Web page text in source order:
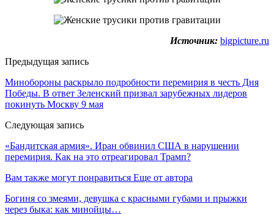
Источник: bigpicture.ru
Предыдущая запись
Минобороны раскрыло подробности перемирия в честь Дня
Победы. В ответ Зеленский призвал зарубежных лидеров
покинуть Москву 9 мая
Следующая запись
«Бандитская армия». Иран обвинил США в нарушении
перемирия. Как на это отреагировал Трамп?
Вам также могут понравиться Еще от автора
Богиня со змеями, девушка с красными губами и прыжки
через быка: как минойцы…